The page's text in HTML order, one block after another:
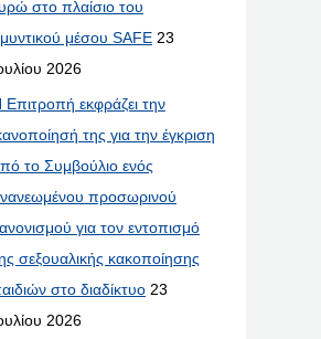
στο πλαίσιο του
μέσου SAFE 23
2026
Επιτροπή εκφράζει την
της για την έγκριση
το Συμβούλιο ενός
προσωρινού
για τον εντοπισμό
σεξουαλικής κακοποίησης
στο διαδίκτυο 23
2026